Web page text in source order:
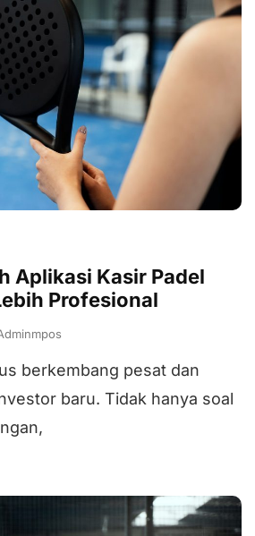
Aplikasi Kasir Padel
Profesional
berkembang pesat dan
baru. Tidak hanya soal